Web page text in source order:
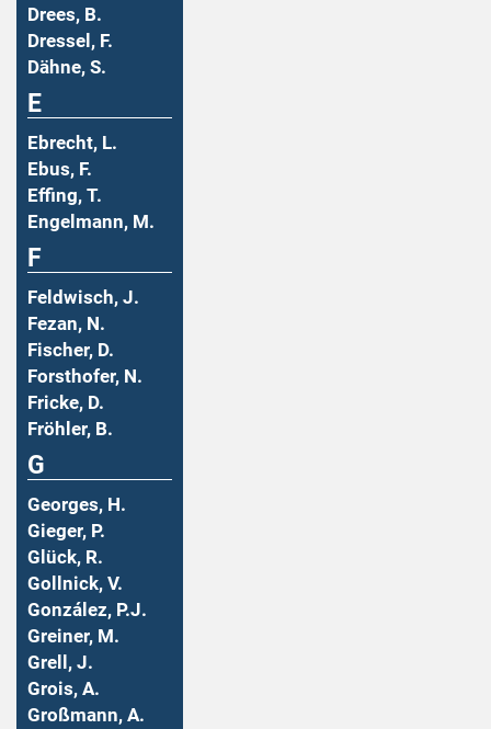
Drees, B.
Dressel, F.
Dähne, S.
E
Ebrecht, L.
Ebus, F.
Effing, T.
Engelmann, M.
F
Feldwisch, J.
Fezan, N.
Fischer, D.
Forsthofer, N.
Fricke, D.
Fröhler, B.
G
Georges, H.
Gieger, P.
Glück, R.
Gollnick, V.
González, P.J.
Greiner, M.
Grell, J.
Grois, A.
Großmann, A.